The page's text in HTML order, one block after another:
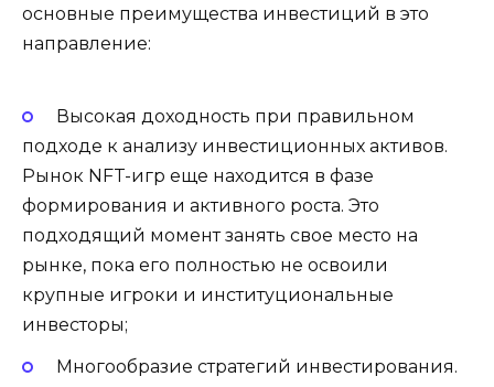
основные преимущества инвестиций в это
направление:
Высокая доходность при правильном
подходе к анализу инвестиционных активов.
Рынок NFT-игр еще находится в фазе
формирования и активного роста. Это
подходящий момент занять свое место на
рынке, пока его полностью не освоили
крупные игроки и институциональные
инвесторы;
Многообразие стратегий инвестирования.